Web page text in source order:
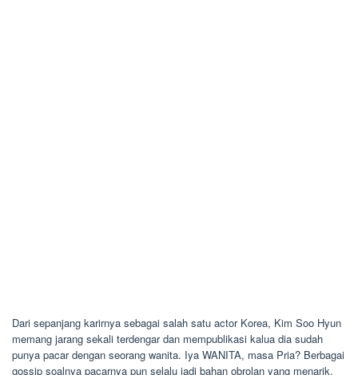
Dari sepanjang karirnya sebagai salah satu actor Korea, Kim Soo Hyun
memang jarang sekali terdengar dan mempublikasi kalua dia sudah
punya pacar dengan seorang wanita. Iya WANITA, masa Pria? Berbagai
gossip soalnya pacarnya pun selalu jadi bahan obrolan yang menarik.